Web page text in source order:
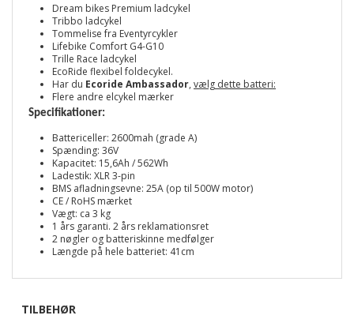
Dream bikes Premium ladcykel
Tribbo ladcykel
Tommelise fra Eventyrcykler
Lifebike Comfort G4-G10
Trille Race ladcykel
EcoRide flexibel foldecykel.
Har du Ecoride Ambassador, vælg dette batteri:
Flere andre elcykel mærker
Specifikationer:
Battericeller: 2600mah (grade A)
Spænding: 36V
Kapacitet: 15,6Ah / 562Wh
Ladestik: XLR 3-pin
BMS afladningsevne: 25A (op til 500W motor)
CE / RoHS mærket
Vægt: ca 3 kg
1 års garanti. 2 års reklamationsret
2 nøgler og batteriskinne medfølger
Længde på hele batteriet: 41cm
TILBEHØR